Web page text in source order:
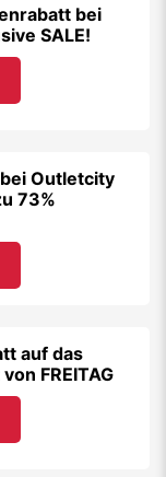
bei
SALE!
Outletcity
73%
auf das
FREITAG